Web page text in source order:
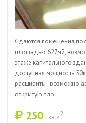
Сдаются помещения
площадью 627м2,
этаже капитального
доступная мощность
расширить. - возможно
открытую пло...
250 за м2